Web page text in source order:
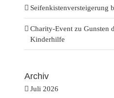
Seifenkistenversteigerung
Charity-Event zu Gunsten
Kinderhilfe
Archiv
Juli 2026